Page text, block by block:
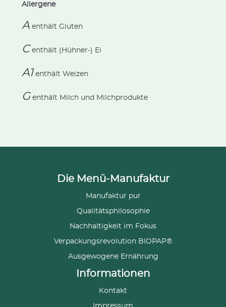
Allergene
A enthält Gluten
C enthält (Hühner-) Ei
A1 enthält Weizen
G enthält Milch und Milchprodukte
Die Menü-Manufaktur
Manufaktur pur
Qualitätsphilosophie
Nachhaltigkeit im Fokus
Verpackungsrevolution BIOPAP®
Ausgewogene Ernährung
Informationen
Kontakt